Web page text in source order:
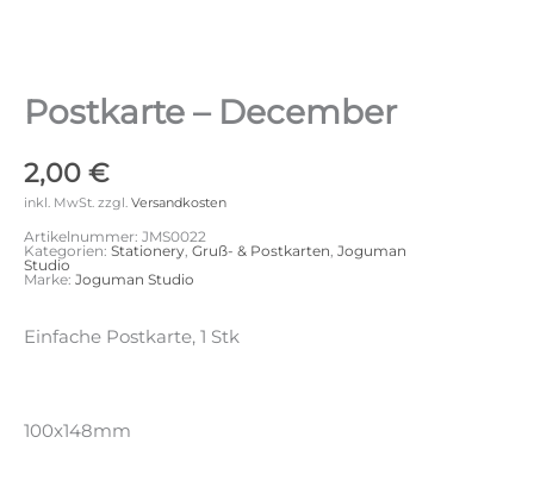
Postkarte – December
2,00 €
inkl. MwSt. zzgl. Versandkosten
Artikelnummer: JMS0022
Kategorien: Stationery Gruß- & Postkarten Joguman
Studio
Marke: Joguman Studio
Einfache Postkarte, 1 Stk
100x148mm